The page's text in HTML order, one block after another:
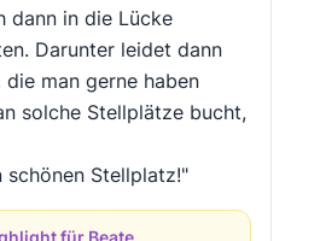
dann in die Lücke
Darunter leidet dann
man gerne haben
solche Stellplätze bucht,
schönen Stellplatz!"
für Beate